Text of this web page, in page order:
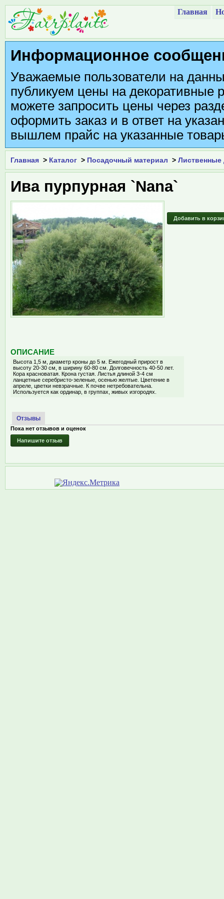
Главная
Информационное
Уважаемые пользователи на
публикуем цены на декоративные
можете запросить цены через
оформить заказ и в ответ на
вышлем прайс на указанные
Главная > Каталог > Посадочный материал > Лиственные
Ива пурпурная `Nana`
Добавить в
ОПИСАНИЕ
Высота 1,5 м, диаметр кроны до 5 м. Ежегодный прирост в
высоту 20-30 см, в ширину 60-80 см. Долговечность 40-50 лет.
Кора красноватая. Крона густая. Листья длиной 3-4 см
ланцетные серебристо-зеленые, осенью желтые. Цветение в
апреле, цветки невзрачные. К почве нетребовательна.
Используется как ординар, в группах, живых изгородях.
Отзывы
Пока нет отзывов и оценок
Напишите отзыв